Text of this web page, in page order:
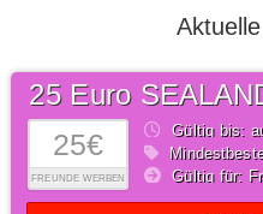
25€
FREUNDE WERBEN
25 Euro
Gültig bis:
Gültig für: